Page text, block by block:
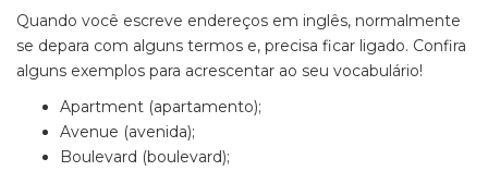
Quando você escreve endereços em inglês, normalmente
se depara com alguns termos e, precisa ficar ligado. Confira
alguns exemplos para acrescentar ao seu vocabulário!
Apartment (apartamento);
Avenue (avenida);
Boulevard (boulevard);